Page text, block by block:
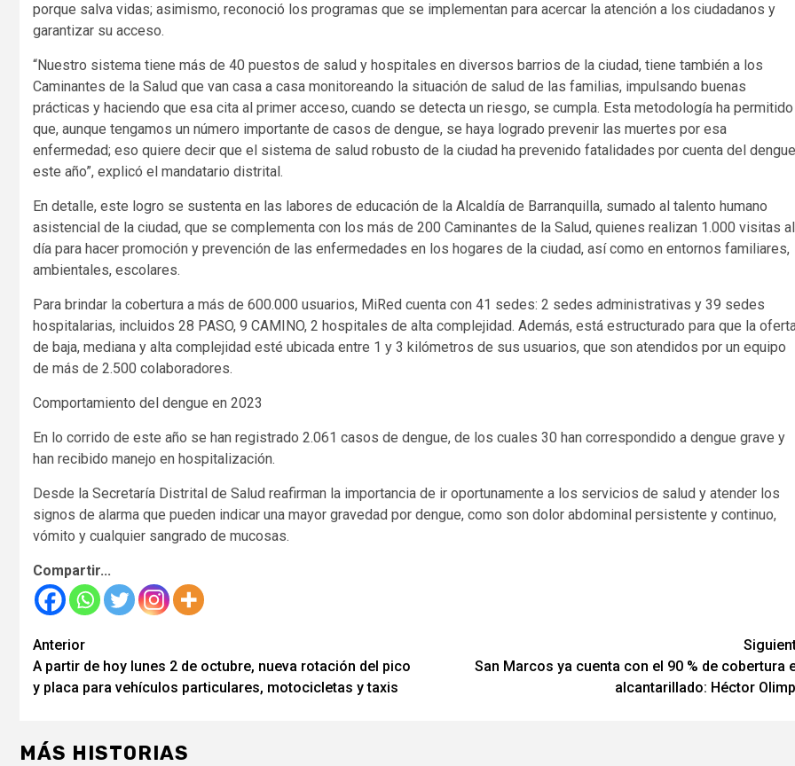
porque salva vidas; asimismo, reconoció los programas que se implementan para acercar la atención a los ciudadanos y
garantizar su acceso.
“Nuestro sistema tiene más de 40 puestos de salud y hospitales en diversos barrios de la ciudad, tiene también a los
Caminantes de la Salud que van casa a casa monitoreando la situación de salud de las familias, impulsando buenas
prácticas y haciendo que esa cita al primer acceso, cuando se detecta un riesgo, se cumpla. Esta metodología ha permitido
que, aunque tengamos un número importante de casos de dengue, se haya logrado prevenir las muertes por esa
enfermedad; eso quiere decir que el sistema de salud robusto de la ciudad ha prevenido fatalidades por cuenta del dengue
este año”, explicó el mandatario distrital.
En detalle, este logro se sustenta en las labores de educación de la Alcaldía de Barranquilla, sumado al talento humano
asistencial de la ciudad, que se complementa con los más de 200 Caminantes de la Salud, quienes realizan 1.000 visitas al
día para hacer promoción y prevención de las enfermedades en los hogares de la ciudad, así como en entornos familiares,
ambientales, escolares.
Para brindar la cobertura a más de 600.000 usuarios, MiRed cuenta con 41 sedes: 2 sedes administrativas y 39 sedes
hospitalarias, incluidos 28 PASO, 9 CAMINO, 2 hospitales de alta complejidad. Además, está estructurado para que la
de baja, mediana y alta complejidad esté ubicada entre 1 y 3 kilómetros de sus usuarios, que son atendidos por un equipo
de más de 2.500 colaboradores.
Comportamiento del dengue en 2023
En lo corrido de este año se han registrado 2.061 casos de dengue, de los cuales 30 han correspondido a dengue grave y
han recibido manejo en hospitalización.
Desde la Secretaría Distrital de Salud reafirman la importancia de ir oportunamente a los servicios de salud y atender los
signos de alarma que pueden indicar una mayor gravedad por dengue, como son dolor abdominal persistente y continuo,
vómito y cualquier sangrado de mucosas.
Compartir...
Seguir
leyendo
Anterior
A partir de hoy lunes 2 de octubre, nueva rotación del pico
y placa para vehículos particulares, motocicletas y taxis
San Marcos ya cuenta con el 90 % de cobertura
alcantarillado: Héctor
MÁS HISTORIAS